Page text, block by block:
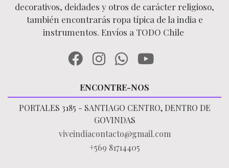
decorativos, deidades y otros de carácter religioso,
también encontrarás ropa típica de la india e
instrumentos. Envíos a TODO Chile
ENCONTRE-NOS
PORTALES 3185 - SANTIAGO CENTRO, DENTRO DE
GOVINDAS
viveindiacontacto@gmail.com
+569 81714405